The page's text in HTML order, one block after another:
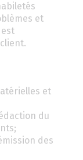
et
et
du
des